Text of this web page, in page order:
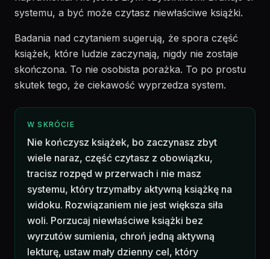
systemu, a być może czytasz niewłaściwe książki.
Badania nad czytaniem sugerują, że spora część
książek, które ludzie zaczynają, nigdy nie zostaje
skończona. To nie osobista porażka. To po prostu
skutek tego, że ciekawość wyprzedza system.
W SKRÓCIE
Nie kończysz książek, bo zaczynasz zbyt
wiele naraz, część czytasz z obowiązku,
tracisz rozpęd w przerwach i nie masz
systemu, który trzymałby aktywną książkę na
widoku. Rozwiązaniem nie jest większa siła
woli. Porzucaj niewłaściwe książki bez
wyrzutów sumienia, chroń jedną aktywną
lekturę, ustaw mały dzienny cel, który